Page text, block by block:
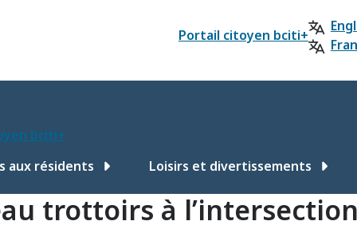
Portail citoyen bciti+
bciti+
aux résidents Loisirs et divertissements
trottoirs à